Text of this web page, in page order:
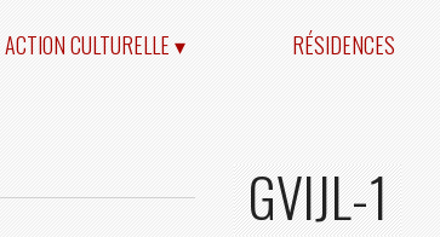
ACTION CULTURELLE ▾ RÉSIDENCES
GVIJL-1